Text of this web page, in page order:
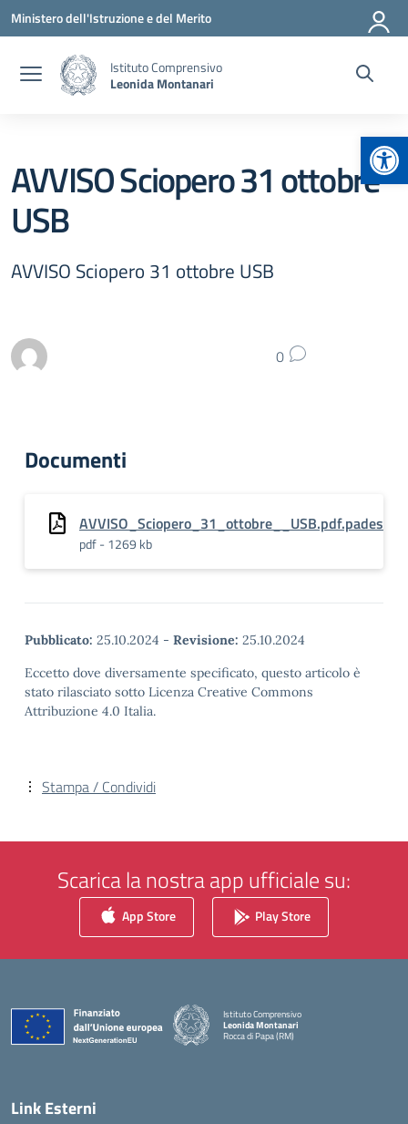
Vai ai contenuti
Vai al menu di navigazione
Vai al footer
Ministero dell'Istruzione e del Merito
Istituto Comprensivo
Leonida Montanari
AVVISO Sciopero 31 ottobre
USB
AVVISO Sciopero 31 ottobre USB
0
Documenti
AVVISO_Sciopero_31_ottobre__USB.pdf.pades
pdf - 1269 kb
Pubblicato: 25.10.2024 - Revisione: 25.10.2024
Eccetto dove diversamente specificato, questo articolo è
stato rilasciato sotto Licenza Creative Commons
Attribuzione 4.0 Italia.
Stampa / Condividi
Scarica la nostra app ufficiale su:
App Store Play Store
Istituto Comprensivo
Leonida Montanari
Rocca di Papa (RM)
— Visita la pagina iniziale della scuola
Link Esterni